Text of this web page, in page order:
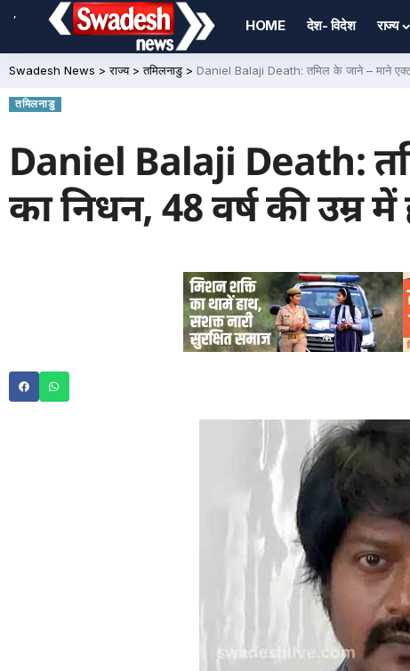
,
HOME देश- विदेश राज्य
Swadesh News >राज्य>तमिलनाडु > Daniel Balaji Death: तमिल के जाने – माने
तमिलनाडु
Daniel Balaji Death:
का निधन, 48 वर्ष की उम्र